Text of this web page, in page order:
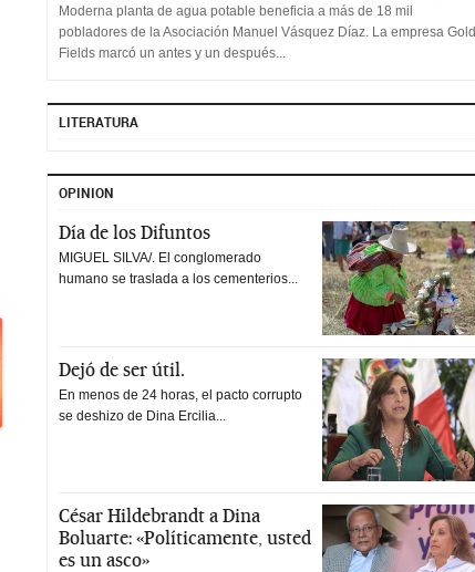
Moderna planta de agua potable beneficia a más de 18 mil
pobladores de la Asociación Manuel Vásquez Díaz. La empresa Gold
Fields marcó un antes y un después...
LITERATURA
OPINION
Día de los Difuntos
MIGUEL SILVA/. El conglomerado
humano se traslada a los cementerios...
Dejó de ser útil.
En menos de 24 horas, el pacto corrupto
se deshizo de Dina Ercilia...
César Hildebrandt a Dina
Boluarte: «Políticamente, usted
es un asco»